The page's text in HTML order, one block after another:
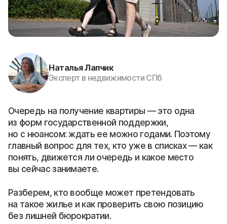
Наталья Лапчик
Эксперт в недвижимости СПб
Очередь на получение квартиры — это одна
из форм государственной поддержки,
но с нюансом: ждать ее можно годами. Поэтому
главный вопрос для тех, кто уже в списках — как
понять, движется ли очередь и какое место
вы сейчас занимаете.
Разберем, кто вообще может претендовать
на такое жилье и как проверить свою позицию
без лишней бюрократии.